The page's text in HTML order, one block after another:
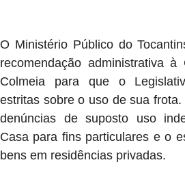
O Ministério Público do
recomendação administrativa
Colmeia para que o
estritas sobre o uso de sua
denúncias de suposto uso
Casa para fins particulares e o
bens em residências privadas.